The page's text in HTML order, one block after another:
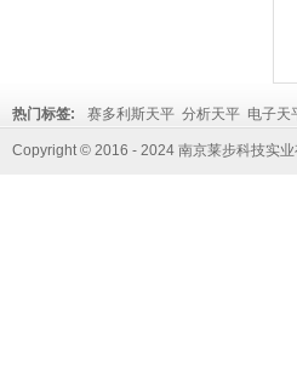
热门标签: 赛多利斯天平 分析天平 电子天
Copyright © 2016 - 2024 南京莱步科技实